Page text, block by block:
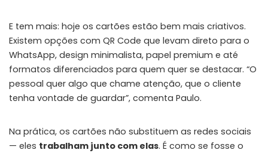
E tem mais: hoje os cartões estão bem mais criativos.
Existem opções com QR Code que levam direto para o
WhatsApp, design minimalista, papel premium e até
formatos diferenciados para quem quer se destacar. “O
pessoal quer algo que chame atenção, que o cliente
tenha vontade de guardar”, comenta Paulo.
Na prática, os cartões não substituem as redes sociais
— eles trabalham junto com elas. É como se fosse o